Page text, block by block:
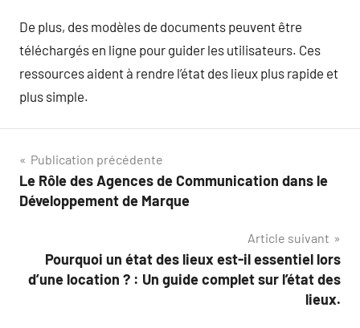
De plus, des modèles de documents peuvent être
téléchargés en ligne pour guider les utilisateurs. Ces
ressources aident à rendre l’état des lieux plus rapide et
plus simple.
Navigation
de
Publication précédente
Le Rôle des Agences de Communication dans le
Développement de Marque
Article suivant
Pourquoi un état des lieux est-il essentiel lors
d’une location ? : Un guide complet sur l’état des
lieux.